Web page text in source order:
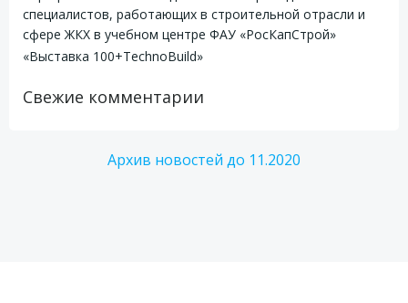
специалистов, работающих в строительной отрасли и
сфере ЖКХ в учебном центре ФАУ «РосКапСтрой»
«Выставка 100+TechnoBuild»
Свежие комментарии
Архив новостей до 11.2020